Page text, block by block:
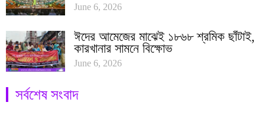
June 6, 2026
ঈদের আমেজের মাঝেই ১৮৬৮ শ্রমিক ছাঁটাই,
কারখানার সামনে বিক্ষোভ
June 6, 2026
সর্বশেষ সংবাদ